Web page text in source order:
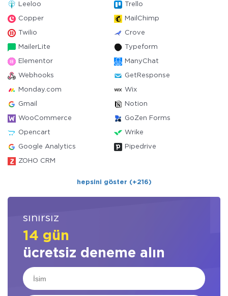
Leeloo Trello
Copper MailChimp
Twilio Crove
MailerLite Typeform
Elementor ManyChat
Webhooks GetResponse
Monday.com Wix
Gmail Notion
WooCommerce GoZen Forms
Opencart Wrike
Google Analytics Pipedrive
ZOHO CRM
hepsini göster (+216)
sınırsız
14 gün
ücretsiz deneme alın